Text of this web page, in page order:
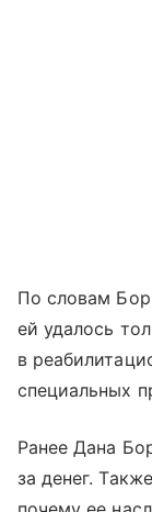
По словам
ей удалось
в
специальных
Ранее Дана
за денег.